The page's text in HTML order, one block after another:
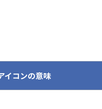
イコンの意味